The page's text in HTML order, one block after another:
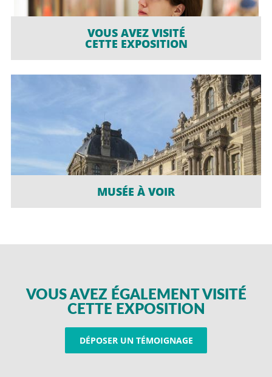
VOUS AVEZ VISITÉ
CETTE EXPOSITION
MUSÉE À VOIR
VOUS AVEZ ÉGALEMENT VISITÉ
CETTE EXPOSITION
DÉPOSER UN TÉMOIGNAGE